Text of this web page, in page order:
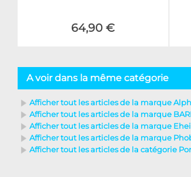
64,90 €
A voir dans la même catégorie
Afficher tout les articles de la marque
Afficher tout les articles de la marque
Afficher tout les articles de la marque
Afficher tout les articles de la marque
Afficher tout les articles de la catégorie